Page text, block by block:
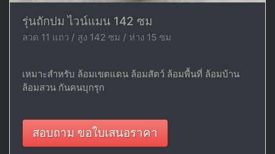
รุ่นถักปม ไวน์แมน 142 ซม
ลวด 11 แถว / สูง 142 ซม / ห่าง 15 ซม
เหมาะสำหรับ ล้อมเขตแดน ล้อมสัตว์ ล้อมพื้นที่ ล้อมบ้าน
ล้อมสวน กันคนบุกรุก
สอบถาม ขอใบเสนอราคา